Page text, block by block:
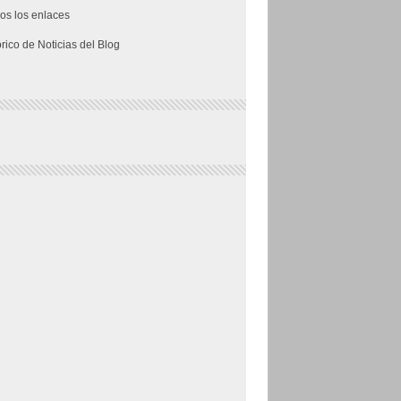
los enlaces
de Noticias del Blog